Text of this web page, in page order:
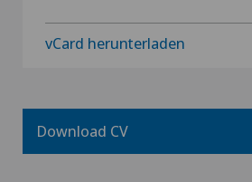
vCard herunterladen
Download CV